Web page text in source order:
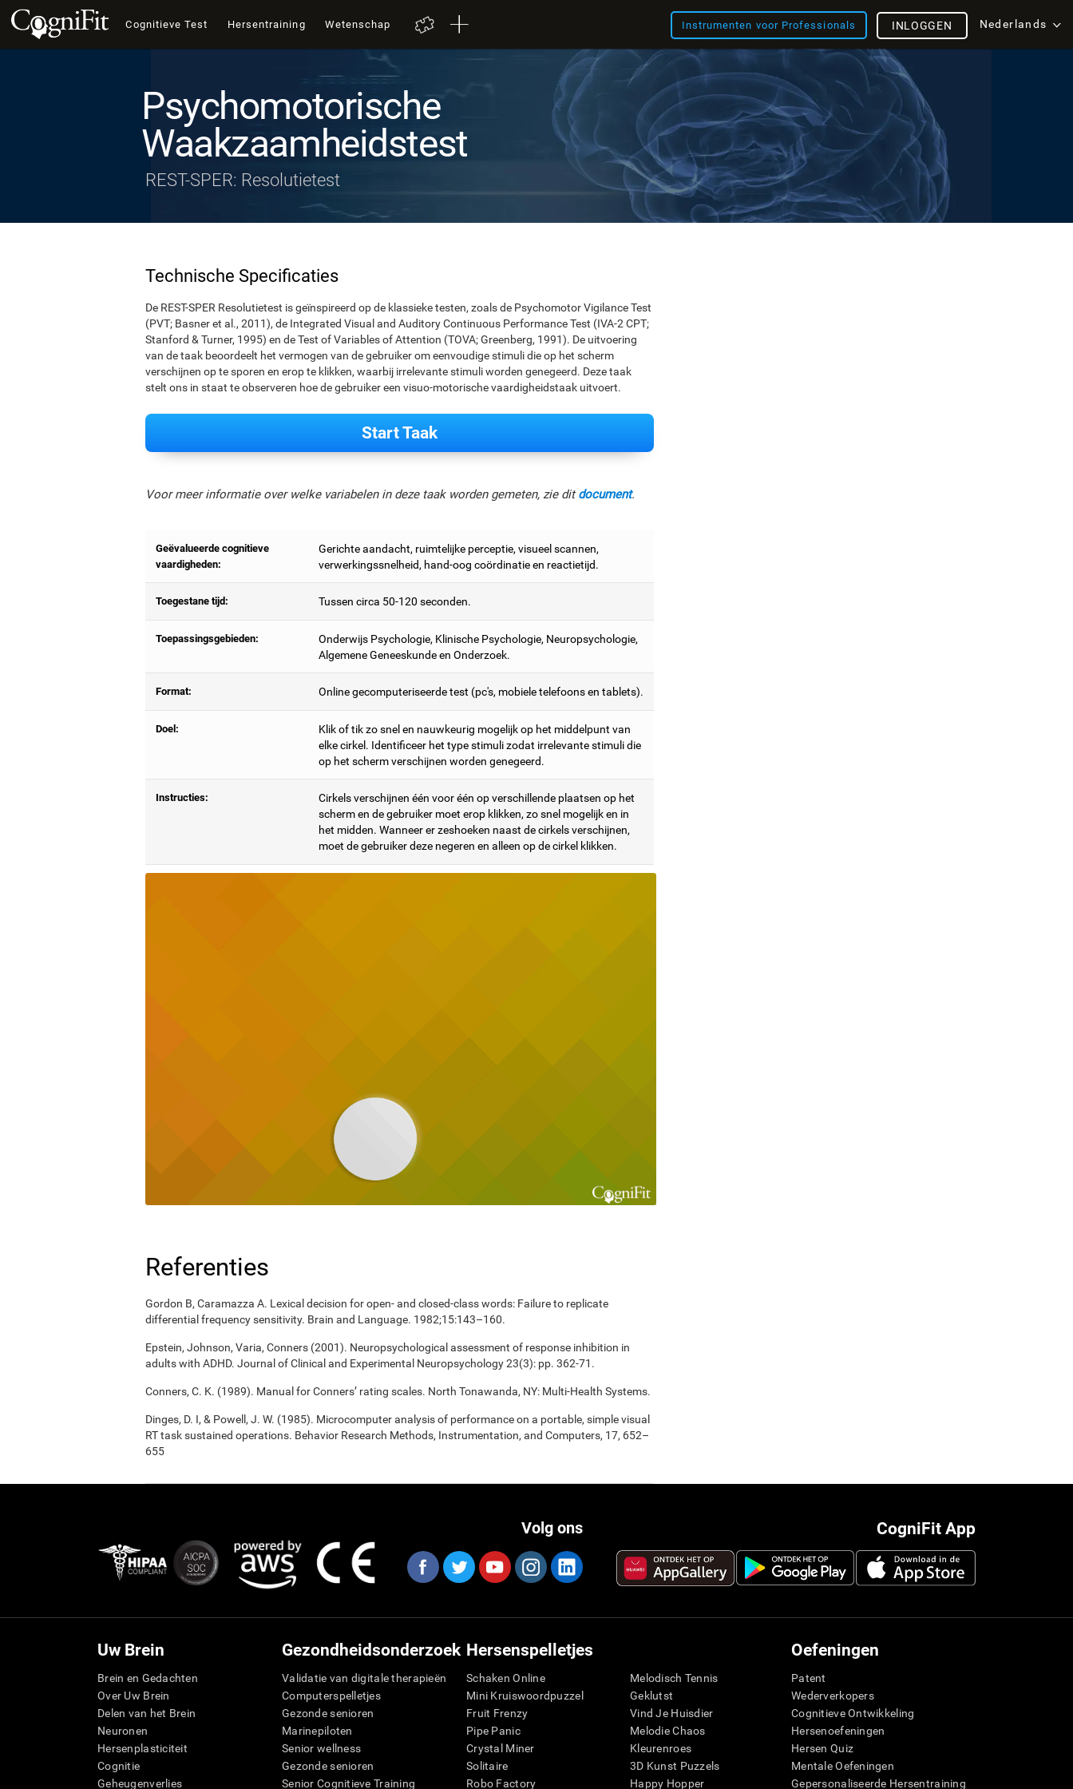
Cognitieve Test Hersentraining Wetenschap Instrumenten voor Professionals Nederlands
INLOGGEN
Psychomotorische
Waakzaamheidstest
REST-SPER: Resolutietest
Technische Specificaties
De REST-SPER Resolutietest is geïnspireerd op de klassieke testen, zoals de Psychomotor Vigilance Test
(PVT; Basner et al., 2011), de Integrated Visual and Auditory Continuous Performance Test (IVA-2 CPT;
Stanford & Turner, 1995) en de Test of Variables of Attention (TOVA; Greenberg, 1991). De uitvoering
van de taak beoordeelt het vermogen van de gebruiker om eenvoudige stimuli die op het scherm
verschijnen op te sporen en erop te klikken, waarbij irrelevante stimuli worden genegeerd. Deze taak
stelt ons in staat te observeren hoe de gebruiker een visuo-motorische vaardigheidstaak uitvoert.
Start Taak
Voor meer informatie over welke variabelen in deze taak worden gemeten, zie ditdocument.
Geëvalueerde cognitieve
vaardigheden:
Gerichte aandacht, ruimtelijke perceptie, visueel scannen,
verwerkingssnelheid, hand-oog coördinatie en reactietijd.
Toegestane tijd: Tussen circa 50-120 seconden.
Toepassingsgebieden:
Onderwijs Psychologie, Klinische Psychologie, Neuropsychologie,
Algemene Geneeskunde en Onderzoek.
Format: Online gecomputeriseerde test (pc's, mobiele telefoons en tablets).
Doel:
Klik of tik zo snel en nauwkeurig mogelijk op het middelpunt van
elke cirkel. Identificeer het type stimuli zodat irrelevante stimuli die
op het scherm verschijnen worden genegeerd.
Instructies:
Cirkels verschijnen één voor één op verschillende plaatsen op het
scherm en de gebruiker moet erop klikken, zo snel mogelijk en in
het midden. Wanneer er zeshoeken naast de cirkels verschijnen,
moet de gebruiker deze negeren en alleen op de cirkel klikken.
Referenties
Gordon B, Caramazza A. Lexical decision for open- and closed-class words: Failure to replicate
differential frequency sensitivity. Brain and Language. 1982;15:143–160.
Epstein, Johnson, Varia, Conners (2001). Neuropsychological assessment of response inhibition in
adults with ADHD. Journal of Clinical and Experimental Neuropsychology 23(3): pp. 362-71.
Conners, C. K. (1989). Manual for Conners’ rating scales. North Tonawanda, NY: Multi-Health Systems.
Dinges, D. I, & Powell, J. W. (1985). Microcomputer analysis of performance on a portable, simple visual
RT task sustained operations. Behavior Research Methods, Instrumentation, and Computers, 17, 652–
655
CogniFit App
Volg ons
Uw Brein
Brein en Gedachten
Over Uw Brein
Delen van het Brein
Neuronen
Hersenplasticiteit
Cognitie
Geheugenverlies
Gezondheidsonderzoek
Validatie van digitale therapieën
Computerspelletjes
Gezonde senioren
Marinepiloten
Senior wellness
Gezonde senioren
Senior Cognitieve Training
Hersenspelletjes
Schaken Online
Mini Kruiswoordpuzzel
Fruit Frenzy
Pipe Panic
Crystal Miner
Solitaire
Robo Factory
Melodisch Tennis
Geklutst
Vind Je Huisdier
Melodie Chaos
Kleurenroes
3D Kunst Puzzels
Happy Hopper
Oefeningen
Patent
Wederverkopers
Cognitieve Ontwikkeling
Hersenoefeningen
Hersen Quiz
Mentale Oefeningen
Gepersonaliseerde Hersentraining